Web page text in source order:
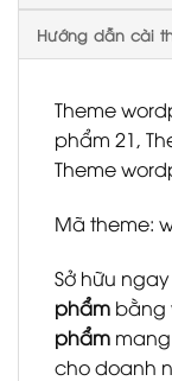
Hướng dẫn cài
Theme
phẩm 21,
Theme
Mã theme:
Sở hữu
phẩm bằng
phẩm
cho doanh